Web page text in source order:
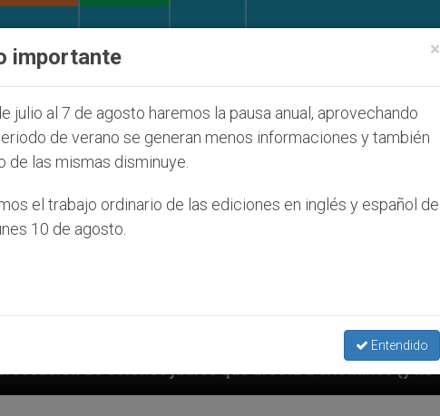
que afecta a cristianos (y no sólo) en Tierra Santa
×
importante
julio al 7 de agosto haremos la pausa anual, aprovechando
de verano se generan menos informaciones y también
de las mismas disminuye.
el trabajo ordinario de las ediciones en inglés y español de
10 de agosto.
Entendido